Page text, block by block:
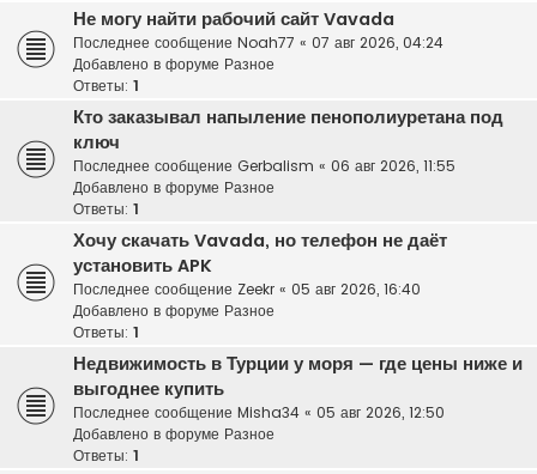
Не могу найти рабочий сайт Vavada
Последнее сообщение Noah77 « 07 авг 2026, 04:24
Добавлено в форуме Разное
Ответы: 1
Кто заказывал напыление пенополиуретана под
ключ
Последнее сообщение Gerbalism « 06 авг 2026, 11:55
Добавлено в форуме Разное
Ответы: 1
Хочу скачать Vavada, но телефон не даёт
установить APK
Последнее сообщение Zeekr « 05 авг 2026, 16:40
Добавлено в форуме Разное
Ответы: 1
Недвижимость в Турции у моря — где цены ниже и
выгоднее купить
Последнее сообщение Misha34 « 05 авг 2026, 12:50
Добавлено в форуме Разное
Ответы: 1